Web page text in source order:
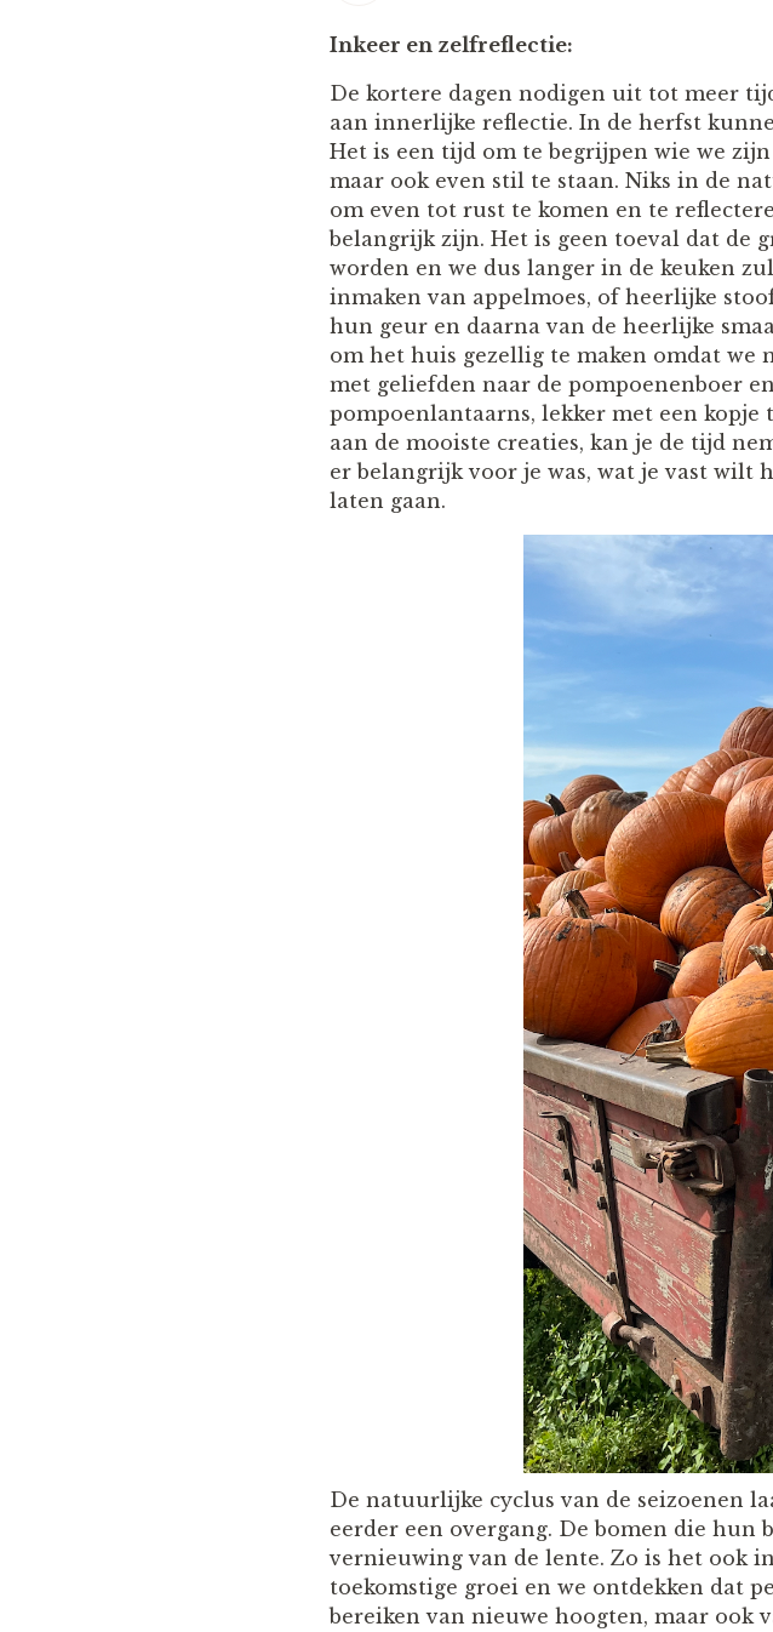
Inkeer en zelfreflectie:
De kortere dagen nodigen uit tot meer
aan innerlijke reflectie. In de herfst
Het is een tijd om te begrijpen wie we
maar ook even stil te staan. Niks in de
om even tot rust te komen en te
belangrijk zijn. Het is geen toeval dat de
worden en we dus langer in de keuken
inmaken van appelmoes, of heerlijke
hun geur en daarna van de heerlijke
om het huis gezellig te maken omdat we
met geliefden naar de pompoenenboer
pompoenlantaarns, lekker met een kopje
aan de mooiste creaties, kan je de tijd
er belangrijk voor je was, wat je vast wilt
laten gaan.
De natuurlijke cyclus van de seizoenen
eerder een overgang. De bomen die hun
vernieuwing van de lente. Zo is het ook
toekomstige groei en we ontdekken dat
bereiken van nieuwe hoogten, maar ook